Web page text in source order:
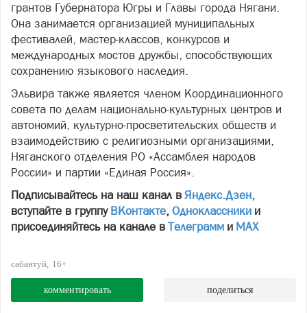
грантов Губернатора Югры и Главы города Нягани.
Она занимается организацией муниципальных
фестивалей, мастер-классов, конкурсов и
международных мостов дружбы, способствующих
сохранению языкового наследия.
Эльвира также является членом Координационного
совета по делам национально-культурных центров и
автономий, культурно-просветительских обществ и
взаимодействию с религиозными организациями,
Няганского отделения РО «Ассамблея народов
России» и партии «Единая Россия».
Подписывайтесь на наш канал в Яндекс.Дзен,
вступайте в группу ВКонтакте, Одноклассники и
присоединяйтесь на канале в Телеграмм и МАХ
сабантуй 16+
комментировать поделиться